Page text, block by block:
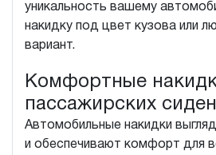
уникальность вашему
накидку под цвет кузова или
вариант.
Комфортные
пассажирских
Автомобильные накидки
и обеспечивают комфорт для